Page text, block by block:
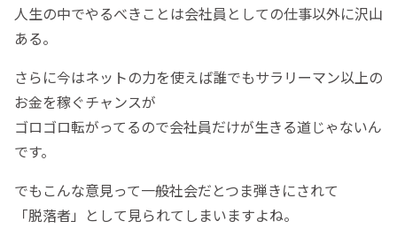
人生の中でやるべきことは会社員としての仕事以外に沢山
ある。
さらに今はネットの力を使えば誰でもサラリーマン以上の
お金を稼ぐチャンスが
ゴロゴロ転がってるので会社員だけが生きる道じゃないん
です。
でもこんな意見って一般社会だとつま弾きにされて
「脱落者」として見られてしまいますよね。